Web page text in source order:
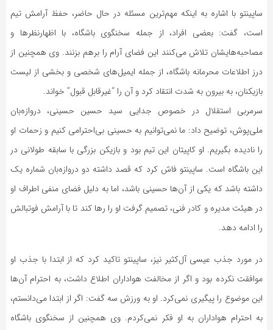
ساپینتو با اشاره به اینکه مهم‌ترین مسئله در حال حاضر، حفظ آرامش تیم
است، گفت: بعضی افراد، از جمله سخنگوی باشگاه، با اظهارنظرها و
مصاحبه‌هایشان تلاش می‌کنند این فضای آرام را برهم بزنند. وی همچنین از
درز اطلاعات محرمانه باشگاه، از جمله ایمیل‌های شخصی و بخشی از لیست
بازیکنان، به بیرون به شدت انتقاد کرد و آن را “غیرقابل قبول” خواند.
سرمربی استقلال در خصوص جدایی سید حسین حسینی، دروازه‌بان
ملی‌پوش، توضیح داد: ما نمی‌توانیم به حسینی بی‌احترامی کنیم و زحمات او
را نادیده بگیریم. او کاپیتان این تیم بود و بازیکن بزرگی با سابقه طولانی در
این باشگاه است. ساپینتو فاش کرد که قصد داشته دو دروازه‌بان شماره یک
داشته باشد که یکی از آن‌ها حسینی باشد، اما به دلیل فضای منفی اطراف او
در هیئت مدیره و کادر فنی، تصمیم گرفت او را رها کند تا با آرامش فوتبالش
را ادامه دهد.
در مورد جذب عیسی آل‌کثیر نیز، ساپینتو تاکید کرد که از ابتدا با جذب او
موافقت نکرده بود و اگر از مخالفت هواداران اطلاع داشت، به احترام آن‌ها
این موضوع را پیگیری نمی‌کرد. او به ورزش سه گفت: اگر از ابتدا می‌دانستم،
به احترام هواداران به او فکر نمی‌کردم. وی همچنین از سخنگوی باشگاه